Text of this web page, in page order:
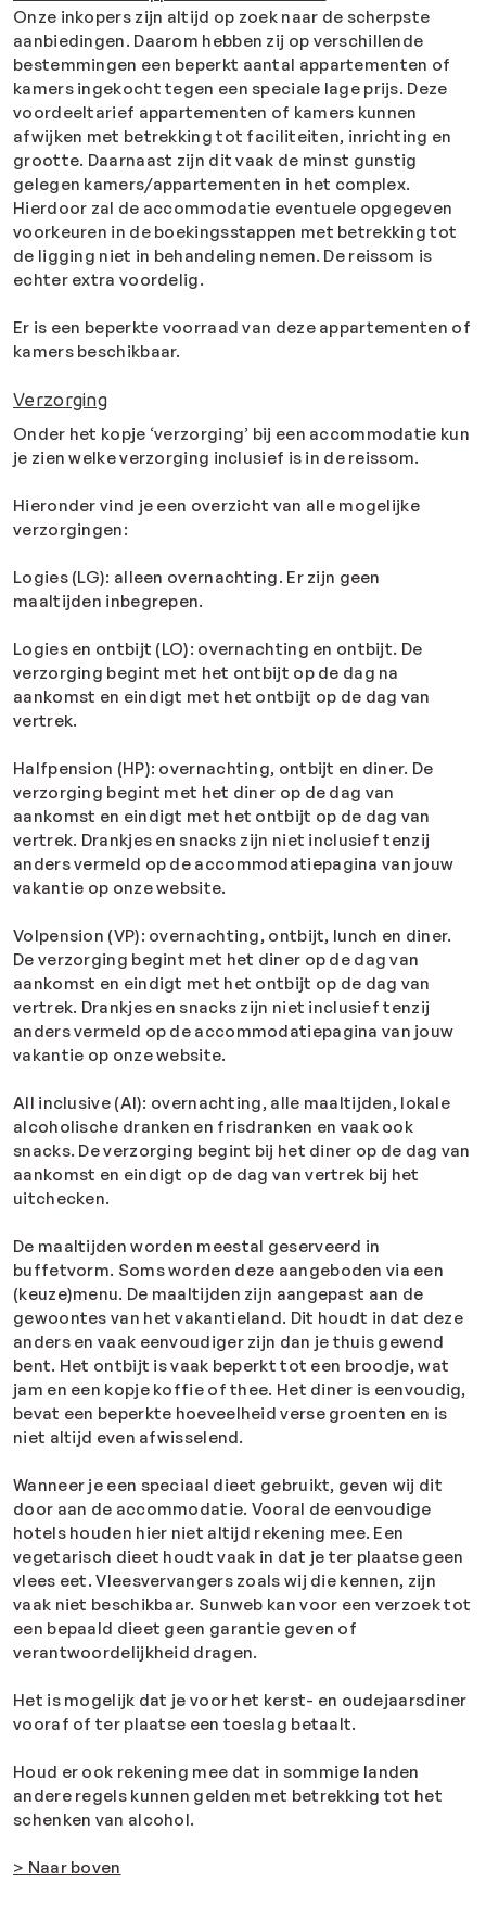
Onze inkopers zijn altijd op zoek naar de scherpste
aanbiedingen. Daarom hebben zij op verschillende
bestemmingen een beperkt aantal appartementen of
kamers ingekocht tegen een speciale lage prijs. Deze
voordeeltarief appartementen of kamers kunnen
afwijken met betrekking tot faciliteiten, inrichting en
grootte. Daarnaast zijn dit vaak de minst gunstig
gelegen kamers/appartementen in het complex.
Hierdoor zal de accommodatie eventuele opgegeven
voorkeuren in de boekingsstappen met betrekking tot
de ligging niet in behandeling nemen. De reissom is
echter extra voordelig.
Er is een beperkte voorraad van deze appartementen of
kamers beschikbaar.
Verzorging
Onder het kopje ‘verzorging’ bij een accommodatie kun
je zien welke verzorging inclusief is in de reissom.
Hieronder vind je een overzicht van alle mogelijke
verzorgingen:
Logies (LG): alleen overnachting. Er zijn geen
maaltijden inbegrepen.
Logies en ontbijt (LO): overnachting en ontbijt. De
verzorging begint met het ontbijt op de dag na
aankomst en eindigt met het ontbijt op de dag van
vertrek.
Halfpension (HP): overnachting, ontbijt en diner. De
verzorging begint met het diner op de dag van
aankomst en eindigt met het ontbijt op de dag van
vertrek. Drankjes en snacks zijn niet inclusief tenzij
anders vermeld op de accommodatiepagina van jouw
vakantie op onze website.
Volpension (VP): overnachting, ontbijt, lunch en diner.
De verzorging begint met het diner op de dag van
aankomst en eindigt met het ontbijt op de dag van
vertrek. Drankjes en snacks zijn niet inclusief tenzij
anders vermeld op de accommodatiepagina van jouw
vakantie op onze website.
All inclusive (AI): overnachting, alle maaltijden, lokale
alcoholische dranken en frisdranken en vaak ook
snacks. De verzorging begint bij het diner op de dag van
aankomst en eindigt op de dag van vertrek bij het
uitchecken.
De maaltijden worden meestal geserveerd in
buffetvorm. Soms worden deze aangeboden via een
(keuze)menu. De maaltijden zijn aangepast aan de
gewoontes van het vakantieland. Dit houdt in dat deze
anders en vaak eenvoudiger zijn dan je thuis gewend
bent. Het ontbijt is vaak beperkt tot een broodje, wat
jam en een kopje koffie of thee. Het diner is eenvoudig,
bevat een beperkte hoeveelheid verse groenten en is
niet altijd even afwisselend.
Wanneer je een speciaal dieet gebruikt, geven wij dit
door aan de accommodatie. Vooral de eenvoudige
hotels houden hier niet altijd rekening mee. Een
vegetarisch dieet houdt vaak in dat je ter plaatse geen
vlees eet. Vleesvervangers zoals wij die kennen, zijn
vaak niet beschikbaar. Sunweb kan voor een verzoek tot
een bepaald dieet geen garantie geven of
verantwoordelijkheid dragen.
Het is mogelijk dat je voor het kerst- en oudejaarsdiner
vooraf of ter plaatse een toeslag betaalt.
Houd er ook rekening mee dat in sommige landen
andere regels kunnen gelden met betrekking tot het
schenken van alcohol.
> Naar boven